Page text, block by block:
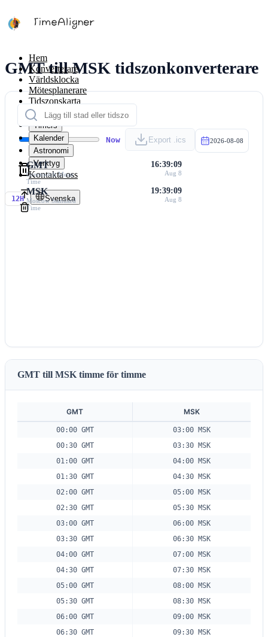
Hem
Konverterare
Världsklocka
Mötesplanerare
Tidszonskarta
Räknare
Timers
Kalender
Astronomi
Verktyg
Kontakta oss
12H Svenska
GMT till MSK tidszonkonverterare
Now Export .ics 2026-08-08
GMT
Greenwich Mean
Time
16:39:09
Aug 8
MSK
Moscow Standard
Time
19:39:09
Aug 8
GMT till MSK timme för timme
GMT MSK
00:00 GMT
03:00 MSK
00:30 GMT
03:30 MSK
01:00 GMT
04:00 MSK
01:30 GMT
04:30 MSK
02:00 GMT
05:00 MSK
02:30 GMT
05:30 MSK
03:00 GMT
06:00 MSK
03:30 GMT
06:30 MSK
04:00 GMT
07:00 MSK
04:30 GMT
07:30 MSK
05:00 GMT
08:00 MSK
05:30 GMT
08:30 MSK
06:00 GMT
09:00 MSK
06:30 GMT
09:30 MSK